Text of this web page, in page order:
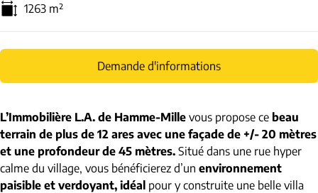
1263 m²
Demande d'informations
L’Immobilière L.A. de Hamme-Mille vous propose ce beau
terrain de plus de 12 ares avec une façade de +/- 20 mètres
et une profondeur de 45 mètres. Situé dans une rue hyper
calme du village, vous bénéficierez d’un environnement
paisible et verdoyant, idéal pour y construite une belle villa